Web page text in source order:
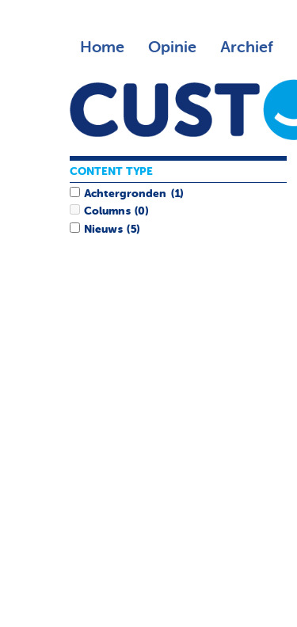
Home Opinie Archief
CONTENT TYPE
Achtergronden (1)
Columns (0)
Nieuws (5)